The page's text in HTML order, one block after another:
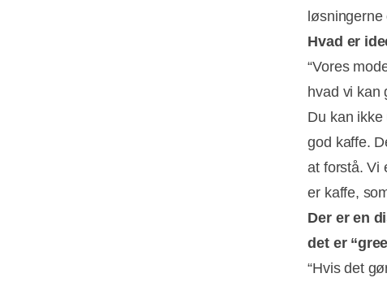
løsningerne
Hvad er
“Vores
hvad vi kan
Du kan
god kaffe.
at forstå. Vi
er kaffe,
Der er en
det er
“Hvis det